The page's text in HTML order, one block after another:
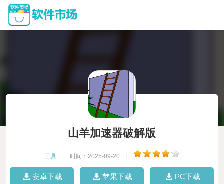
山羊加速器破解版
工具 时间：2025-09-20
安卓下载 苹果下载 PC下载